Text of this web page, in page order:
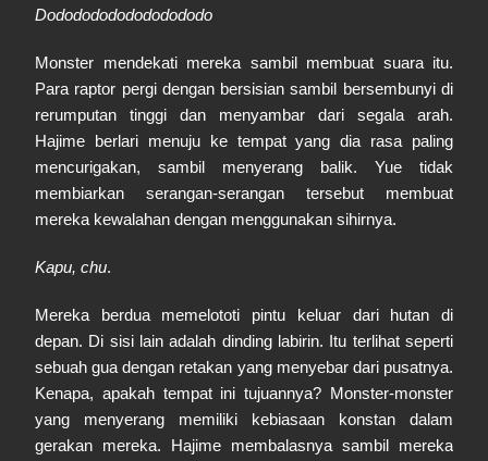
Dodododododododododo
Monster mendekati mereka sambil membuat suara itu.
Para raptor pergi dengan bersisian sambil bersembunyi di
rerumputan tinggi dan menyambar dari segala arah.
Hajime berlari menuju ke tempat yang dia rasa paling
mencurigakan, sambil menyerang balik. Yue tidak
membiarkan serangan-serangan tersebut membuat
mereka kewalahan dengan menggunakan sihirnya.
Kapu, chu.
Mereka berdua memelototi pintu keluar dari hutan di
depan. Di sisi lain adalah dinding labirin. Itu terlihat seperti
sebuah gua dengan retakan yang menyebar dari pusatnya.
Kenapa, apakah tempat ini tujuannya? Monster-monster
yang menyerang memiliki kebiasaan konstan dalam
gerakan mereka. Hajime membalasnya sambil mereka